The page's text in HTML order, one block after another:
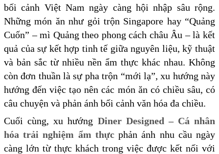
bối cảnh Việt Nam ngày càng hội nhập sâu rộng.
Những món ăn như gỏi trộn Singapore hay “Quảng
Cuốn” – mì Quảng theo phong cách châu Âu – là kết
quả của sự kết hợp tinh tế giữa nguyên liệu, kỹ thuật
và bản sắc từ nhiều nền ẩm thực khác nhau. Không
còn đơn thuần là sự pha trộn “mới lạ”, xu hướng này
hướng đến việc tạo nên các món ăn có chiều sâu, có
câu chuyện và phản ánh bối cảnh văn hóa đa chiều.
Cuối cùng, xu hướng Diner Designed – Cá nhân
hóa trải nghiệm ẩm thựcphản ánh nhu cầu ngày
càng lớn từ thực khách trong việc được kết nối với